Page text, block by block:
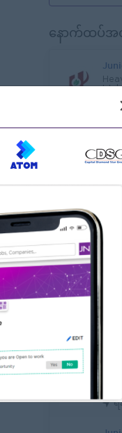
နောက်ထပ်အ
Ltd
ရ
IBS
ရ